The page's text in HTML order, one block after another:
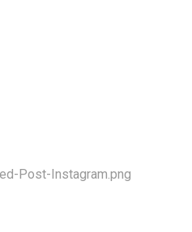
Post-Instagram.png